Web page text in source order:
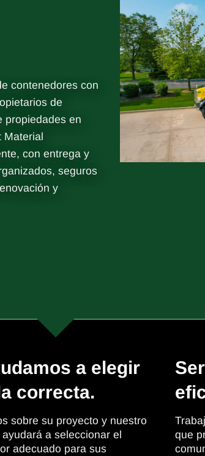
contenedores con
de
propiedades en
Material
con entrega y
seguros
y
a elegir
correcta.
sobre su proyecto y nuestro
a seleccionar el
adecuado para sus
que